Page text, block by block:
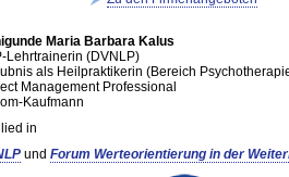
Maria Barbara Kalus
Lehrtrainerin (DVNLP)
als Heilpraktikerin (Bereich
Management Professional
Kaufmann
in
und Forum Werteorientierung in der